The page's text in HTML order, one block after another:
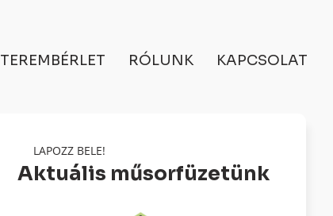
TEREMBÉRLET RÓLUNK KAPCSOLAT
LAPOZZ BELE!
Aktuális műsorfüzetünk